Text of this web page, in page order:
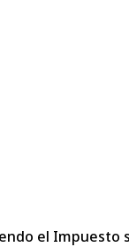
el